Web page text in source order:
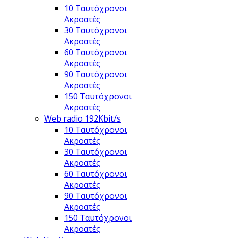
10 Ταυτόχρονοι
Ακροατές
30 Ταυτόχρονοι
Ακροατές
60 Ταυτόχρονοι
Ακροατές
90 Ταυτόχρονοι
Ακροατές
150 Ταυτόχρονοι
Ακροατές
Web radio 192Kbit/s
10 Ταυτόχρονοι
Ακροατές
30 Ταυτόχρονοι
Ακροατές
60 Ταυτόχρονοι
Ακροατές
90 Ταυτόχρονοι
Ακροατές
150 Ταυτόχρονοι
Ακροατές